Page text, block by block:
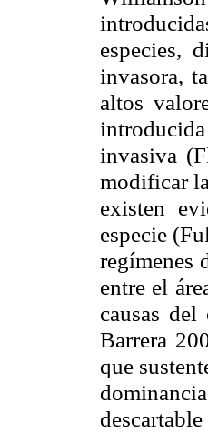
especies,
invasora,
altos
invasiva
modificar
existen
especie
regímenes
entre el
causas
Barrera
que